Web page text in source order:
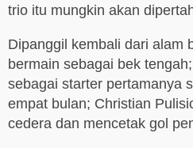
trio itu mungkin akan
Dipanggil kembali dari alam
bermain sebagai bek
sebagai starter pertamanya
empat bulan; Christian
cedera dan mencetak gol